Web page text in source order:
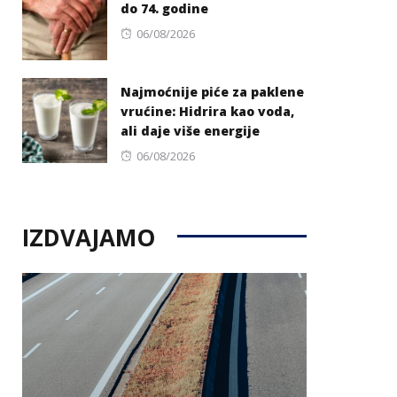
do 74. godine
Posted
06/08/2026
Najmoćnije piće za paklene
vrućine: Hidrira kao voda,
ali daje više energije
Posted
06/08/2026
IZDVAJAMO